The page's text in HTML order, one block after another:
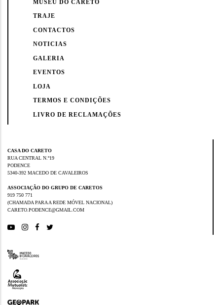
MUSEU DO CARETO
TRAJE
CONTACTOS
NOTICIAS
GALERIA
EVENTOS
LOJA
TERMOS E CONDIÇÕES
LIVRO DE RECLAMAÇÕES
CASA DO CARETO
RUA CENTRAL N.º19
PODENCE
5340-392 MACEDO DE CAVALEIROS
ASSOCIAÇÃO DO GRUPO DE CARETOS
919 750 771
(CHAMADA PARA A REDE MÓVEL NACIONAL)
CARETO.PODENCE@GMAIL.COM